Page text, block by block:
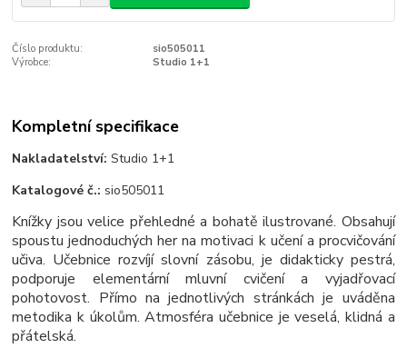
Číslo produktu:
sio505011
Výrobce:
Studio 1+1
Kompletní specifikace
Nakladatelství: Studio 1+1
Katalogové č.: sio505011
Knížky jsou velice přehledné a bohatě ilustrované. Obsahují
spoustu jednoduchých her na motivaci k učení a procvičování
učiva. Učebnice rozvíjí slovní zásobu, je didakticky pestrá,
podporuje elementární mluvní cvičení a vyjadřovací
pohotovost. Přímo na jednotlivých stránkách je uváděna
metodika k úkolům. Atmosféra učebnice je veselá, klidná a
přátelská.